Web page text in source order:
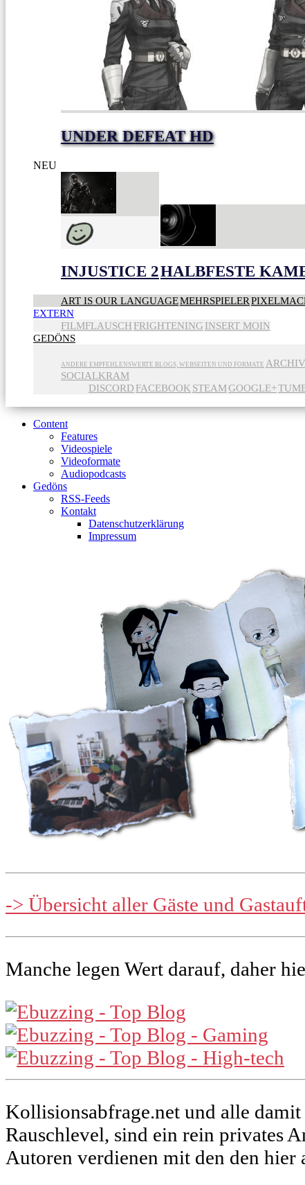
UNDER DEFEAT HD
NEU
INJUSTICE 2HALBFESTE
ART IS OUR LANGUAGEMEHRSPIELER
EXTERN
FILMFLAUSCH FRIGHTENING INSERT MOIN
GEDÖNS
ANDERE EMPFEHLENSWERTE BLOGS, WEBSEITEN UND FORMATE ARCHIV
SOCIALKRAM
DISCORD FACEBOOK STEAMGOOGLE+
Content
Features
Videospiele
Videoformate
Audiopodcasts
Gedöns
RSS-Feeds
Kontakt
Datenschutzerklärung
Impressum
-> Übersicht aller Gäste und
Manche legen Wert darauf, daher
Kollisionsabfrage.net und alle
Rauschlevel, sind ein rein privates
Autoren verdienen mit den den hier